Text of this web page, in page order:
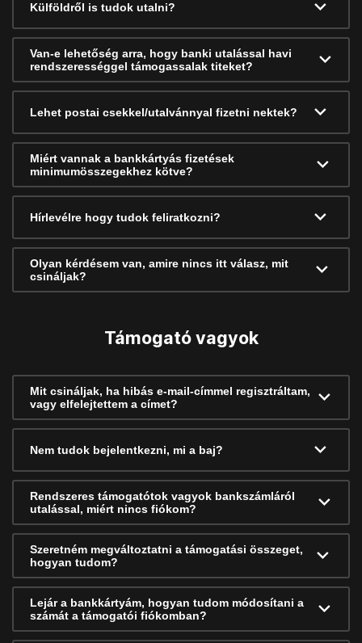
Külföldről is tudok utalni?
Van-e lehetőség arra, hogy banki utalással havi
rendszerességgel támogassalak titeket?
Lehet postai csekkel/utalvánnyal fizetni nektek?
Miért vannak a bankkártyás fizetések
minimumösszegekhez kötve?
Hírlevélre hogy tudok feliratkozni?
Olyan kérdésem van, amire nincs itt válasz, mit
csináljak?
Támogató vagyok
Mit csináljak, ha hibás e-mail-címmel regisztráltam,
vagy elfelejtettem a címet?
Nem tudok bejelentkezni, mi a baj?
Rendszeres támogatótok vagyok bankszámláról
utalással, miért nincs fiókom?
Szeretném megváltoztatni a támogatási összeget,
hogyan tudom?
Lejár a bankkártyám, hogyan tudom módosítani a
számát a támogatói fiókomban?